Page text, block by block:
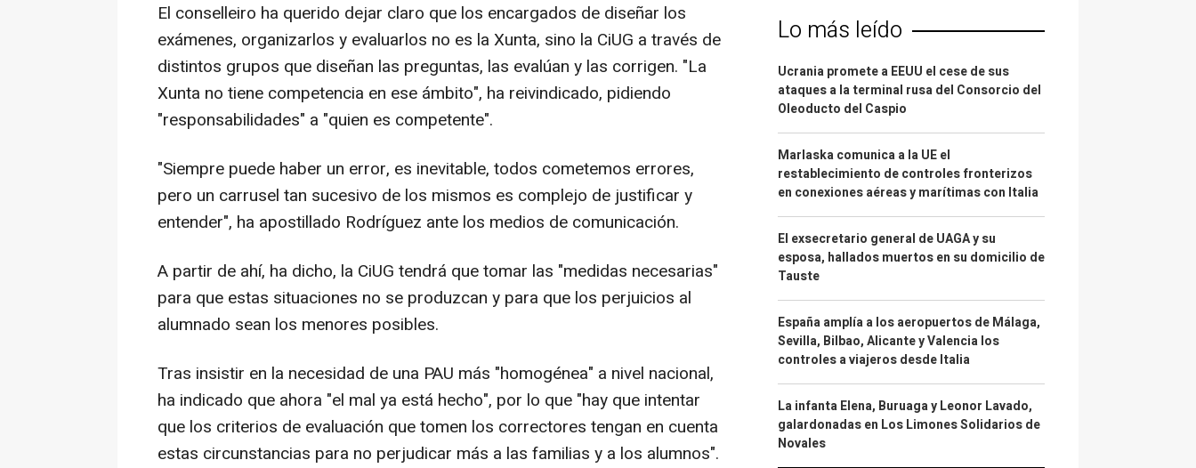
El conselleiro ha querido dejar claro que los encargados de diseñar los
exámenes, organizarlos y evaluarlos no es la Xunta, sino la CiUG a través de
distintos grupos que diseñan las preguntas, las evalúan y las corrigen. "La
Xunta no tiene competencia en ese ámbito", ha reivindicado, pidiendo
"responsabilidades" a "quien es competente".
"Siempre puede haber un error, es inevitable, todos cometemos errores,
pero un carrusel tan sucesivo de los mismos es complejo de justificar y
entender", ha apostillado Rodríguez ante los medios de comunicación.
A partir de ahí, ha dicho, la CiUG tendrá que tomar las "medidas necesarias"
para que estas situaciones no se produzcan y para que los perjuicios al
alumnado sean los menores posibles.
Tras insistir en la necesidad de una PAU más "homogénea" a nivel nacional,
ha indicado que ahora "el mal ya está hecho", por lo que "hay que intentar
que los criterios de evaluación que tomen los correctores tengan en cuenta
estas circunstancias para no perjudicar más a las familias y a los alumnos".
Lo más leído
Ucrania promete a EEUU el cese de sus
ataques a la terminal rusa del Consorcio del
Oleoducto del Caspio
Marlaska comunica a la UE el
restablecimiento de controles fronterizos
en conexiones aéreas y marítimas con Italia
El exsecretario general de UAGA y su
esposa, hallados muertos en su domicilio de
Tauste
España amplía a los aeropuertos de Málaga,
Sevilla, Bilbao, Alicante y Valencia los
controles a viajeros desde Italia
La infanta Elena, Buruaga y Leonor Lavado,
galardonadas en Los Limones Solidarios de
Novales